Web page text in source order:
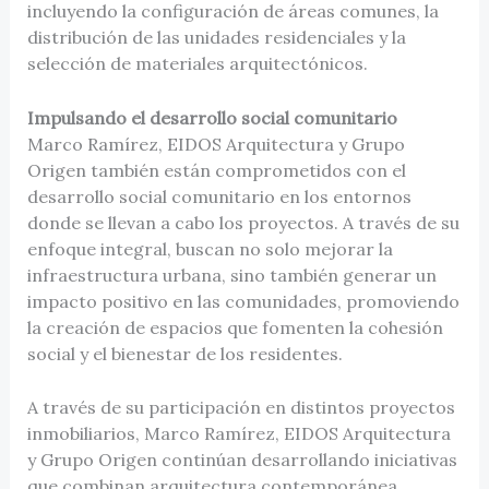
incluyendo la configuración de áreas comunes, la
distribución de las unidades residenciales y la
selección de materiales arquitectónicos.
Impulsando el desarrollo social comunitario
Marco Ramírez, EIDOS Arquitectura y Grupo
Origen también están comprometidos con el
desarrollo social comunitario en los entornos
donde se llevan a cabo los proyectos. A través de su
enfoque integral, buscan no solo mejorar la
infraestructura urbana, sino también generar un
impacto positivo en las comunidades, promoviendo
la creación de espacios que fomenten la cohesión
social y el bienestar de los residentes.
A través de su participación en distintos proyectos
inmobiliarios, Marco Ramírez, EIDOS Arquitectura
y Grupo Origen continúan desarrollando iniciativas